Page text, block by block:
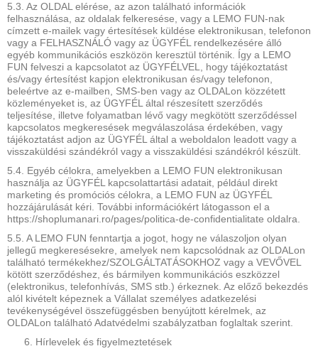
5.3. Az OLDAL elérése, az azon található információk
felhasználása, az oldalak felkeresése, vagy a LEMO FUN-nak
címzett e-mailek vagy értesítések küldése elektronikusan, telefonon
vagy a FELHASZNÁLÓ vagy az ÜGYFÉL rendelkezésére álló
egyéb kommunikációs eszközön keresztül történik. Így a LEMO
FUN felveszi a kapcsolatot az ÜGYFÉLVEL, hogy tájékoztatást
és/vagy értesítést kapjon elektronikusan és/vagy telefonon,
beleértve az e-mailben, SMS-ben vagy az OLDALon közzétett
közleményeket is, az ÜGYFÉL által részesített szerződés
teljesítése, illetve folyamatban lévő vagy megkötött szerződéssel
kapcsolatos megkeresések megválaszolása érdekében, vagy
tájékoztatást adjon az ÜGYFÉL által a weboldalon leadott vagy a
visszaküldési szándékról vagy a visszaküldési szándékról készült.
5.4. Egyéb célokra, amelyekben a LEMO FUN elektronikusan
használja az ÜGYFÉL kapcsolattartási adatait, például direkt
marketing és promóciós célokra, a LEMO FUN az ÜGYFÉL
hozzájárulását kéri. További információkért látogasson el a
https://shoplumanari.ro/pages/politica-de-confidentialitate oldalra.
5.5. A LEMO FUN fenntartja a jogot, hogy ne válaszoljon olyan
jellegű megkeresésekre, amelyek nem kapcsolódnak az OLDALon
található termékekhez/SZOLGÁLTATÁSOKHOZ vagy a VEVŐVEL
kötött szerződéshez, és bármilyen kommunikációs eszközzel
(elektronikus, telefonhívás, SMS stb.) érkeznek. Az előző bekezdés
alól kivételt képeznek a Vállalat személyes adatkezelési
tevékenységével összefüggésben benyújtott kérelmek, az
OLDALon található Adatvédelmi szabályzatban foglaltak szerint.
Hírlevelek és figyelmeztetések